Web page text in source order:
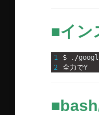
■イン
1
2
$ . /
全力でY